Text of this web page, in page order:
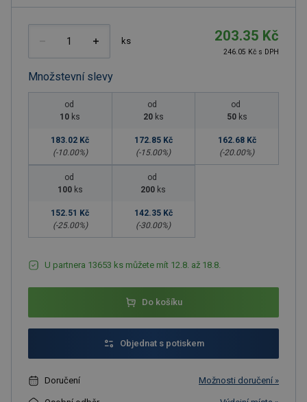
ks 203.35 Kč
246.05 Kč s DPH
Množstevní slevy
od
10 ks
183.02 Kč
(-10.00%)
od
20 ks
172.85 Kč
(-15.00%)
od
50 ks
162.68 Kč
(-20.00%)
od
100 ks
152.51 Kč
(-25.00%)
od
200 ks
142.35 Kč
(-30.00%)
U partnera 13653 ks můžete mít 12.8. až 18.8.
Do košíku
Objednat s potiskem
Doručení Možnosti doručení »